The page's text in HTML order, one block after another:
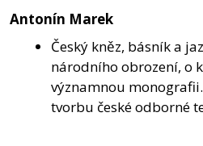
Antonín Marek
Český kněz, básník a
národního obrození, o
významnou
tvorbu české odborné